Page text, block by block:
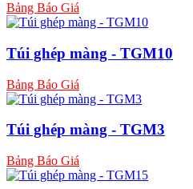
Bảng Báo Giá
Túi ghép màng - TGM10
Bảng Báo Giá
Túi ghép màng - TGM3
Bảng Báo Giá